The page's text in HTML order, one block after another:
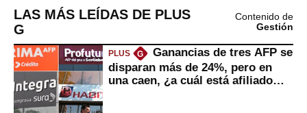
LAS MÁS LEÍDAS DE PLUS
G
Contenido de
Gestión
PLUS G
Ganancias de tres AFP se
disparan más de 24%, pero en
una caen, ¿a cuál está afiliado